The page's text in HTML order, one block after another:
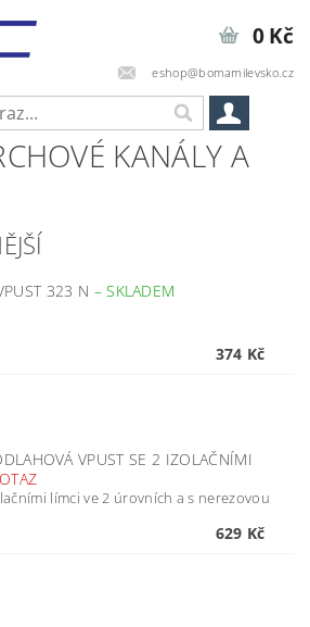
eshop@bomamilevsko.cz
0 Kč
KANÁLY A
323 N –SKLADEM
374 Kč
VPUST SE 2 IZOLAČNÍMI
límci ve 2 úrovních a s nerezovou
629 Kč